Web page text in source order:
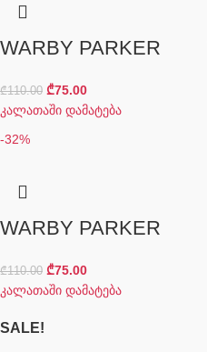
WARBY PARKER
₾110.00 ₾75.00
კალათაში დამატება
-32%
WARBY PARKER
₾110.00 ₾75.00
კალათაში დამატება
SALE!